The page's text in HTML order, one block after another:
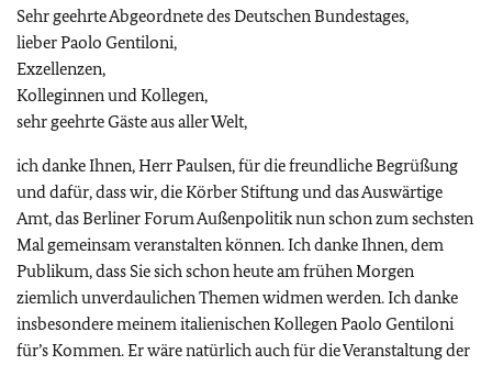
Sehr geehrte Abgeordnete des Deutschen Bundestages,
lieber Paolo Gentiloni,
Exzellenzen,
Kolleginnen und Kollegen,
sehr geehrte Gäste aus aller Welt,
ich danke Ihnen, Herr Paulsen, für die freundliche Begrüßung
und dafür, dass wir, die Körber Stiftung und das Auswärtige
Amt, das Berliner Forum Außenpolitik nun schon zum sechsten
Mal gemeinsam veranstalten können. Ich danke Ihnen, dem
Publikum, dass Sie sich schon heute am frühen Morgen
ziemlich unverdaulichen Themen widmen werden. Ich danke
insbesondere meinem italienischen Kollegen Paolo Gentiloni
für’s Kommen. Er wäre natürlich auch für die Veranstaltung der